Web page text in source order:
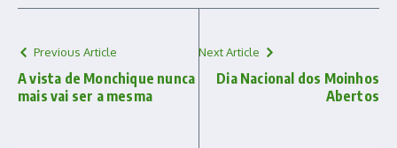
Previous Article
A vista de Monchique nunca
mais vai ser a mesma
Next Article
Dia Nacional dos Moinhos
Abertos